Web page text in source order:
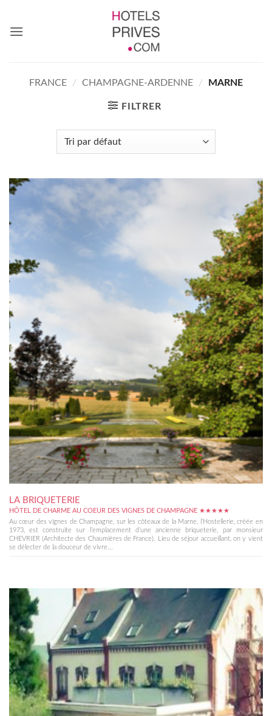
contenu
FRANCE / CHAMPAGNE-ARDENNE / MARNE
FILTRER
LA BRIQUETERIE
HÔTEL DE CHARME AU COEUR DES VIGNES DE CHAMPAGNE ★★★★★
Au cœur des vignes de Champagne, sur les côteaux de la Marne, l’Hostellerie, créée en
1973, est construite sur l’emplacement d’une ancienne briqueterie, par monsieur
CHEVRIER (Architecte des Chaumières de France). Lieu de séjour accueillant, on y vient
se délecter de la douceur de vivre...